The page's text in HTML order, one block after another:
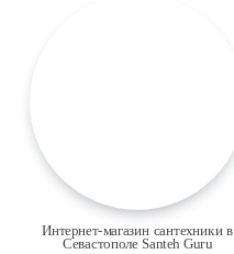
Интернет-магазин сантехники в
Севастополе Santeh Guru